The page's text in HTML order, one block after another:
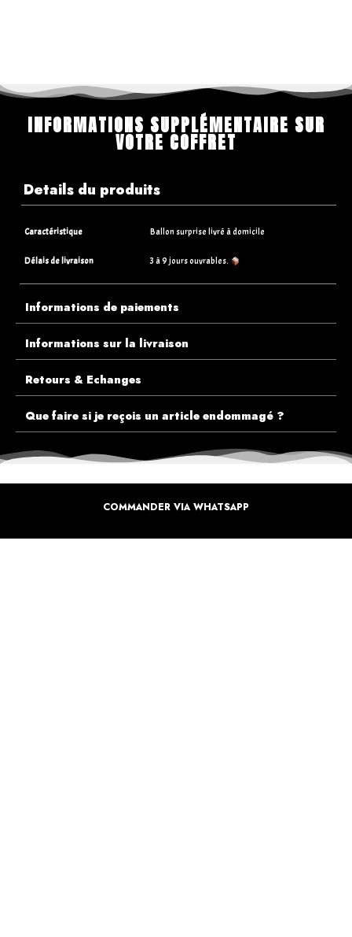
INFORMATIONS SUPPLÉMENTAIRE SUR
VOTRE COFFRET
Details du produits
Caractéristique Ballon surprise livré à domicile
Délais de livraison 3 à 9 jours ouvrables.
Informations de paiements
Informations sur la livraison
Retours & Echanges
Que faire si je reçois un article endommagé ?
COMMANDER VIA WHATSAPP